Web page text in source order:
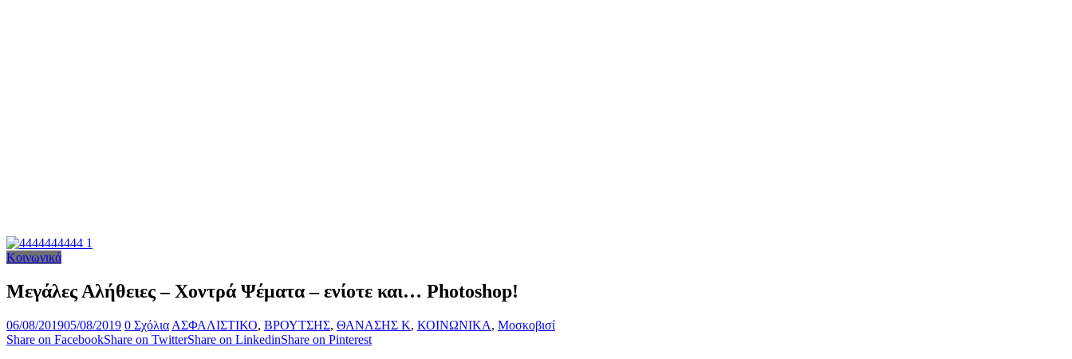
Κοινωνικά
Μεγάλες Αλήθειες – Χοντρά Ψέματα – ενίοτε και… Photoshop!
06/08/201905/08/2019 0 Σχόλια ΑΣΦΑΛΙΣΤΙΚΟ, ΒΡΟΥΤΣΗΣ, ΘΑΝΑΣΗΣ Κ, ΚΟΙΝΩΝΙΚΑ, Μοσκοβισί
Share on FacebookShare on TwitterShare on LinkedinShare on Pinterest